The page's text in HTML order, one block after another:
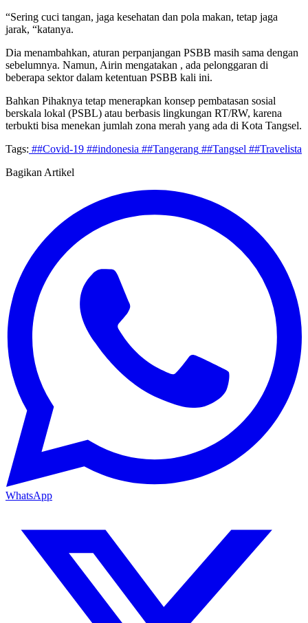
“Sering cuci tangan, jaga kesehatan dan pola makan, tetap jaga
jarak, “katanya.
Dia menambahkan, aturan perpanjangan PSBB masih sama dengan
sebelumnya. Namun, Airin mengatakan , ada pelonggaran di
beberapa sektor dalam ketentuan PSBB kali ini.
Bahkan Pihaknya tetap menerapkan konsep pembatasan sosial
berskala lokal (PSBL) atau berbasis lingkungan RT/RW, karena
terbukti bisa menekan jumlah zona merah yang ada di Kota Tangsel.
Tags: ##Covid-19 ##indonesia ##Tangerang ##Tangsel ##Travelista
Bagikan Artikel
WhatsApp